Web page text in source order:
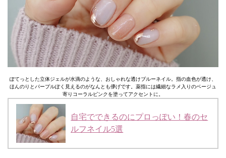
ぽてっとした立体ジェルが水滴のような、おしゃれな透けブルーネイル。指の血色が透け、
ほんのりとパープルぽく見えるのがなんとも儚げです。薬指には繊細なラメ入りのベージュ
寄りコーラルピンクを塗ってアクセントに。
自宅でできるのにプロっぽい！春のセ
ルフネイル5選